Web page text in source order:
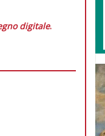
digitale.